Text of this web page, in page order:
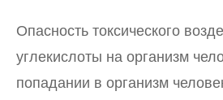
Опасность токсического
углекислоты на организм
попадании в организм